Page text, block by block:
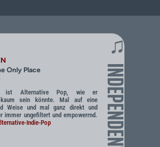
♫
INDEPENDENT
Only Place
ist Alternative Pop, wie er
kaum sein könnte. Mal auf eine
Weise und mal ganz direkt und
immer ungefiltert und empowerrnd.
Indie-Pop